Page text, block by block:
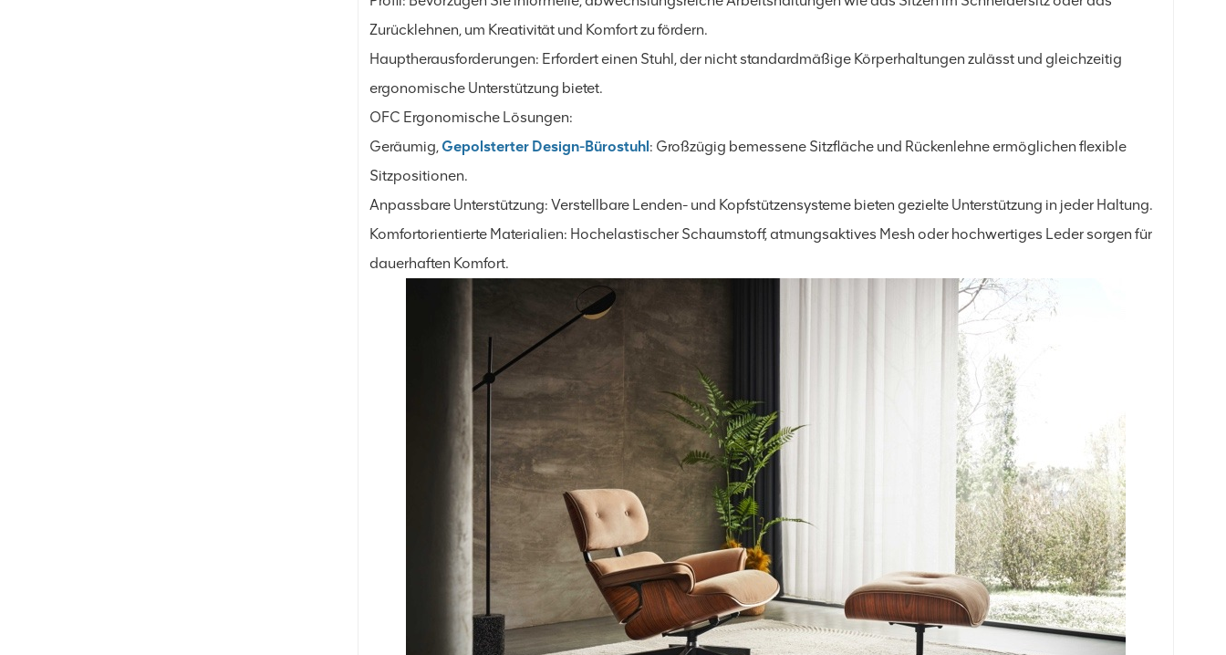
Zurücklehnen, um Kreativität und Komfort zu fördern.
Hauptherausforderungen: Erfordert einen Stuhl, der nicht standardmäßige Körperhaltungen zulässt und gleichzeitig
ergonomische Unterstützung bietet.
OFC Ergonomische Lösungen:
Geräumig, Gepolsterter Design-Bürostuhl: Großzügig bemessene Sitzfläche und Rückenlehne ermöglichen flexible
Sitzpositionen.
Anpassbare Unterstützung: Verstellbare Lenden- und Kopfstützensysteme bieten gezielte Unterstützung in jeder Haltung.
Komfortorientierte Materialien: Hochelastischer Schaumstoff, atmungsaktives Mesh oder hochwertiges Leder sorgen für
dauerhaften Komfort.